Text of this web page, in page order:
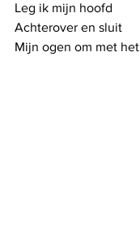
Leg ik mijn hoofd
Achterover en sluit
Mijn ogen om met het